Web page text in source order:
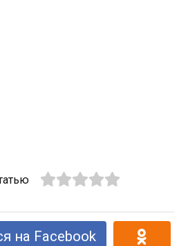
на Facebook